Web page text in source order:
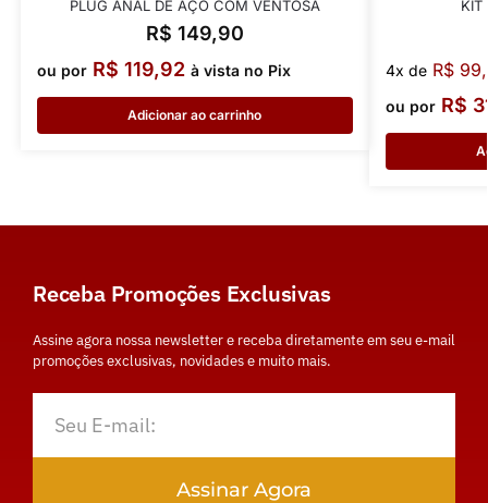
PLUG ANAL DE AÇO COM VENTOSA
R$ 149,90
ou por R$ 119,92 à vista no Pix
Adicionar ao carrinho
KIT
4x de R$
ou por R$
Receba Promoções Exclusivas
Assine agora nossa newsletter e receba diretamente em seu e-mail
promoções exclusivas, novidades e muito mais.
Assinar Agora